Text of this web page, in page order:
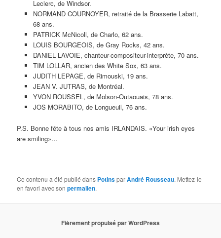
Leclerc, de Windsor.
NORMAND COURNOYER, retraité de la Brasserie Labatt,
68 ans.
PATRICK McNicoll, de Charlo, 62 ans.
LOUIS BOURGEOIS, de Gray Rocks, 42 ans.
DANIEL LAVOIE, chanteur-compositeur-interprète, 70 ans.
TIM LOLLAR, ancien des White Sox, 63 ans.
JUDITH LEPAGE, de Rimouski, 19 ans.
JEAN V. JUTRAS, de Montréal.
YVON ROUSSEL, de Molson-Outaouais, 78 ans.
JOS MORABITO, de Longueuil, 76 ans.
P.S. Bonne fête à tous nos amis IRLANDAIS. «Your irish eyes
are smiling»…
Ce contenu a été publié dans PotinsparAndré Rousseau. Mettez-le
en favori avec sonpermalien.
Fièrement propulsé par WordPress